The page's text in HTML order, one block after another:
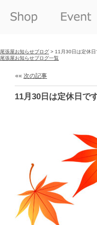
尾張屋お知らせブログ > 11月30日は定休日
尾張屋お知らせブログ一覧
«« 次の記事
11月30日は定休日で